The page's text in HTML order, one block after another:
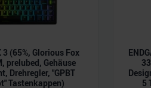
(65%, Glorious Fox
prelubed, Gehäuse
Drehregler, "GPBT
Tastenkappen)
5